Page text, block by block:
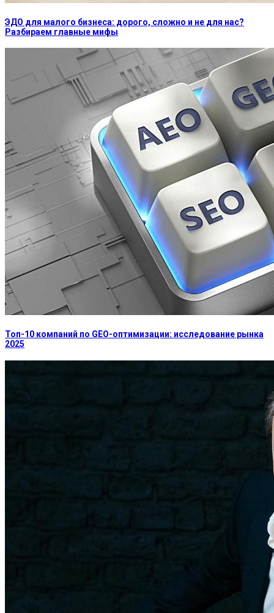
ЭДО для малого бизнеса: дорого, сложно и не для нас?
Разбираем главные мифы
Топ-10 компаний по GEO-оптимизации: исследование рынка
2025